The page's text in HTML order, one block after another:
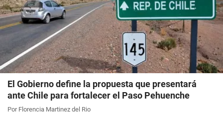
El Gobierno define la propuesta que presentará
ante Chile para fortalecer el Paso Pehuenche
Por Florencia Martinez del Rio